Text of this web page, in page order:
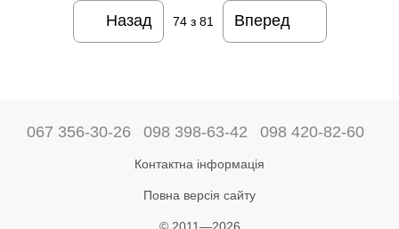
Назад 74з 81 Вперед
067 356-30-26 098 398-63-42 098 420-82-60
Контактна інформація
Повна версія сайту
© 2011—2026